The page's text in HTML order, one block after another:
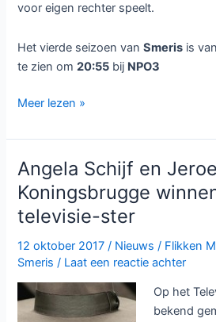
voor eigen rechter speelt.
Het vierde seizoen vanSmeris is
te zien om20:55 bij NPO3
Smeris
vier
bij
NPO3
Meer lezen »
Angela Schijf en
Koningsbrugge
televisie-ster
12 oktober 2017/ Nieuws / Flikken
Smeris / Laat een reactie achter
Op het
bekend